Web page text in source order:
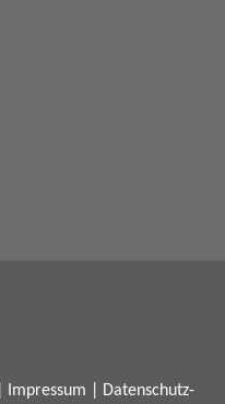
Impressum
Datenschutz-